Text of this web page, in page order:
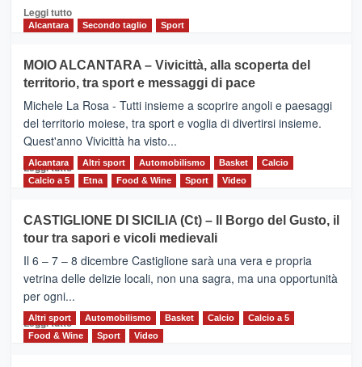
Leggi tuttoLeggi
Torna
la
Supermaratona
dell’Etna
Alcantara Secondo taglio Sport
MOIO ALCANTARA – Vivicittà, alla scoperta del
territorio, tra sport e messaggi di pace
Michele La Rosa - Tutti insieme a scoprire angoli e paesaggi
del territorio moiese, tra sport e voglia di divertirsi insieme.
Quest'anno Vivicittà ha visto...
Leggi tutto Leggi
MOIO
ALCANTARA
–
Vivicittà,
alla
scoperta
del
territorio,
Alcantara Altri sport Automobilismo Basket
Calcio
Calcio a 5
Etna Food & Wine Sport Video
CASTIGLIONE DI SICILIA (Ct) – Il Borgo del Gusto, il
tour tra sapori e vicoli medievali
Il 6 – 7 – 8 dicembre Castiglione sarà una vera e propria
vetrina delle delizie locali, non una sagra, ma una opportunità
per ogni...
Leggi tuttoLeggi
di
Altri sport Automobilismo Basket Calcio
Calcio a 5
Food & Wine
Sport Video